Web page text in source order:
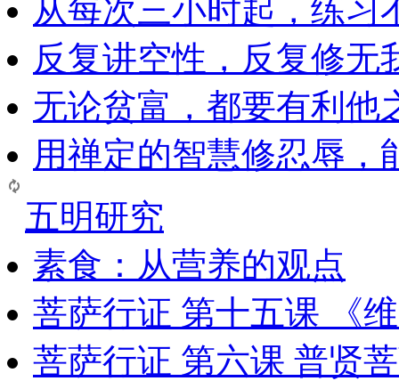
从每次三小时起，练习
反复讲空性，反复修无
无论贫富，都要有利他
用禅定的智慧修忍辱，
五明研究
素食：从营养的观点
菩萨行证 第十五课 《
菩萨行证 第六课 普贤